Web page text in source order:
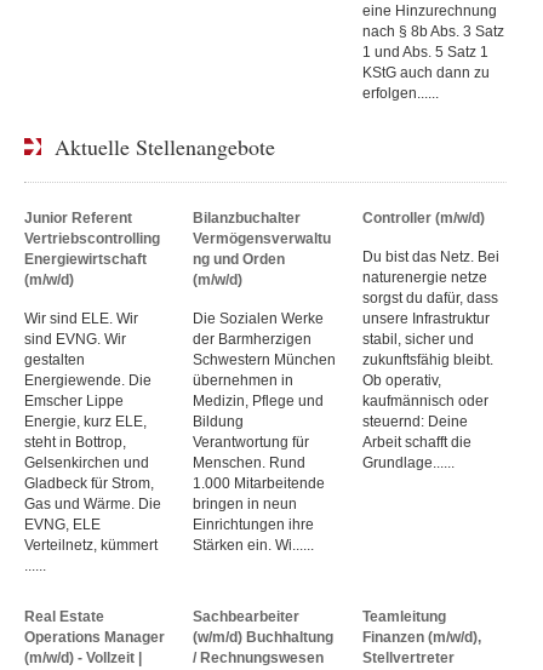
eine Hinzurechnung
nach § 8b Abs. 3 Satz
1 und Abs. 5 Satz 1
KStG auch dann zu
erfolgen......
Aktuelle Stellenangebote
Junior Referent
Vertriebscontrolling
Energiewirtschaft
(m/w/d)
Wir sind ELE. Wir
sind EVNG. Wir
gestalten
Energiewende. Die
Emscher Lippe
Energie, kurz ELE,
steht in Bottrop,
Gelsenkirchen und
Gladbeck für Strom,
Gas und Wärme. Die
EVNG, ELE
Verteilnetz, kümmert
Bilanzbuchalter
Vermögensverwaltu
ng und Orden
(m/w/d)
Die Sozialen Werke
der Barmherzigen
Schwestern München
übernehmen in
Medizin, Pflege und
Bildung
Verantwortung für
Menschen. Rund
1.000 Mitarbeitende
bringen in neun
Einrichtungen ihre
Stärken ein. Wi......
Controller (m/w/d)
Du bist das Netz. Bei
naturenergie netze
sorgst du dafür, dass
unsere Infrastruktur
stabil, sicher und
zukunftsfähig bleibt.
Ob operativ,
kaufmännisch oder
steuernd: Deine
Arbeit schafft die
Grundlage......
Real Estate
Operations Manager
(m/w/d) - Vollzeit |
Sachbearbeiter
(w/m/d) Buchhaltung
/ Rechnungswesen
Teamleitung
Finanzen (m/w/d),
Stellvertreter